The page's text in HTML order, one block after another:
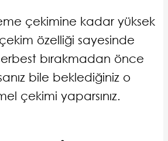
çekimine kadar yüksek
çekim özelliği sayesinde
bırakmadan önce
bile beklediğiniz o
çekimi yaparsınız.